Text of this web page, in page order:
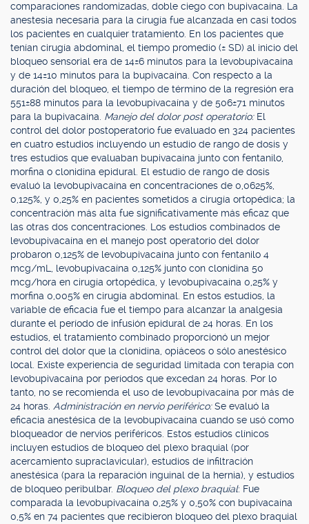
comparaciones randomizadas, doble ciego con bupivacaína. La
anestesia necesaria para la cirugía fue alcanzada en casi todos
los pacientes en cualquier tratamiento. En los pacientes que
tenían cirugía abdominal, el tiempo promedio (± SD) al inicio del
bloqueo sensorial era de 14±6 minutos para la levobupivacaína
y de 14±10 minutos para la bupivacaína. Con respecto a la
duración del bloqueo, el tiempo de término de la regresión era
551±88 minutos para la levobupivacaína y de 506±71 minutos
para la bupivacaína. Manejo del dolor post operatorio: El
control del dolor postoperatorio fue evaluado en 324 pacientes
en cuatro estudios incluyendo un estudio de rango de dosis y
tres estudios que evaluaban bupivacaína junto con fentanilo,
morfina o clonidina epidural. El estudio de rango de dosis
evaluó la levobupivacaína en concentraciones de 0,0625%,
0,125%, y 0,25% en pacientes sometidos a cirugía ortopédica; la
concentración más alta fue significativamente más eficaz que
las otras dos concentraciones. Los estudios combinados de
levobupivacaína en el manejo post operatorio del dolor
probaron 0,125% de levobupivacaína junto con fentanilo 4
mcg/mL, levobupivacaína 0,125% junto con clonidina 50
mcg/hora en cirugía ortopédica, y levobupivacaína 0,25% y
morfina 0,005% en cirugía abdominal. En estos estudios, la
variable de eficacia fue el tiempo para alcanzar la analgesia
durante el período de infusión epidural de 24 horas. En los
estudios, el tratamiento combinado proporcionó un mejor
control del dolor que la clonidina, opiáceos o sólo anestésico
local. Existe experiencia de seguridad limitada con terapia con
levobupivacaína por períodos que excedan 24 horas. Por lo
tanto, no se recomienda el uso de levobupivacaína por más de
24 horas. Administración en nervio periférico:Se evaluó la
eficacia anestésica de la levobupivacaína cuando se usó como
bloqueador de nervios periféricos. Estos estudios clínicos
incluyen estudios de bloqueo del plexo braquial (por
acercamiento supraclavicular), estudios de infiltración
anestésica (para la reparación inguinal de la hernia), y estudios
de bloqueo peribulbar. Bloqueo del plexo braquial: Fue
comparada la levobupivacaína 0,25% y 0,50% con bupivacaína
0,5% en 74 pacientes que recibieron bloqueo del plexo braquial